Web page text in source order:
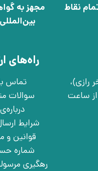
نقاط
مجهز به
بین‌المللی SSL
فروردین و خ فخر رازی)،
از ساعت
راه‌های
تماس
سوالات
شرایط
قوانین و
شماره
رهگیری